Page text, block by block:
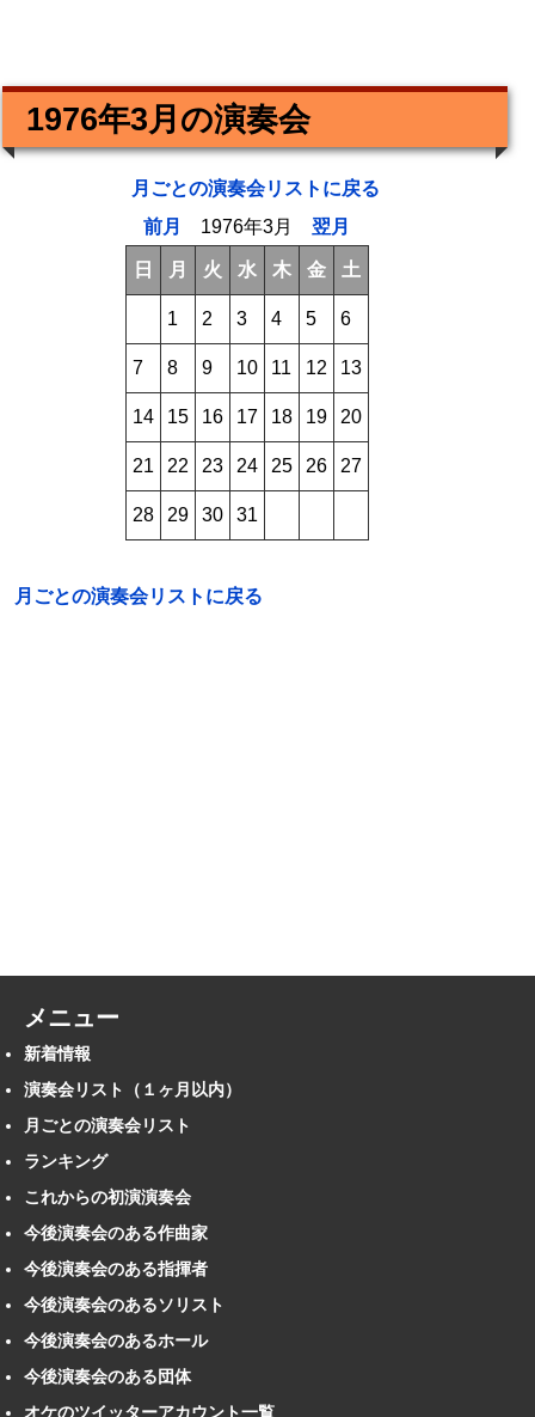
1976年3月の演奏会
月ごとの演奏会リストに戻る
前月
1976年3月翌月
日 月 火 水 木 金 土
1 2 3 4 5 6
7 8 9 10 11 12 13
14 15 16 17 18 19 20
21 22 23 24 25 26 27
28 29 30 31
月ごとの演奏会リストに戻る
メニュー
新着情報
演奏会リスト（１ヶ月以内）
月ごとの演奏会リスト
ランキング
これからの初演演奏会
今後演奏会のある作曲家
今後演奏会のある指揮者
今後演奏会のあるソリスト
今後演奏会のあるホール
今後演奏会のある団体
オケのツイッターアカウント一覧